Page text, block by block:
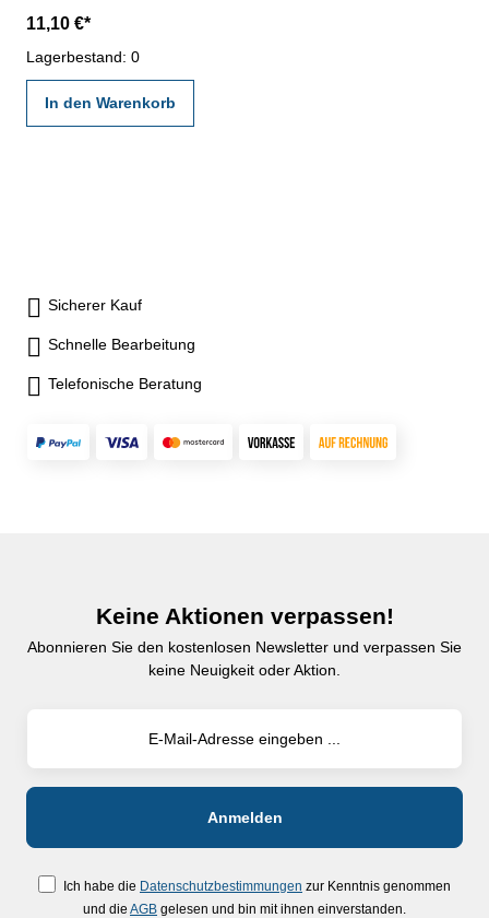
11,10 €*
Lagerbestand: 0
In den Warenkorb
Sicherer Kauf
Schnelle Bearbeitung
Telefonische Beratung
Keine Aktionen verpassen!
Abonnieren Sie den kostenlosen Newsletter und verpassen Sie
keine Neuigkeit oder Aktion.
Ich habe die Datenschutzbestimmungen zur Kenntnis genommen
und die AGB gelesen und bin mit ihnen einverstanden.